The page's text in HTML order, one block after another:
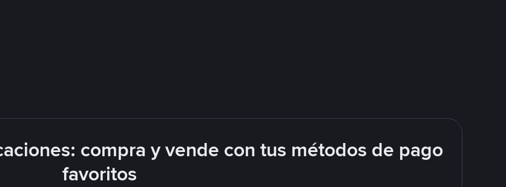
compra y vende con tus métodos de pago
favoritos